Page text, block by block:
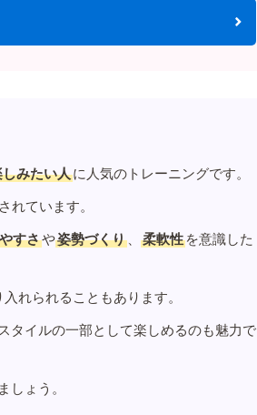
みたい人に人気のトレーニングです。
れています。
すさや姿勢づくり 、 柔軟性 を意識した
れられることもあります。
タイルの一部として楽しめるのも魅力で
ょう。